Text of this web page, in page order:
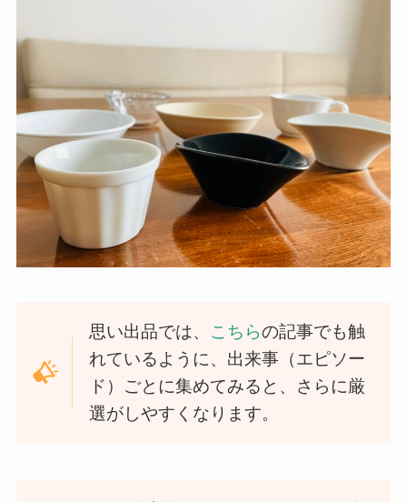
思い出品では、 こちらの記事でも触
れているように、出来事（エピソー
ド）ごとに集めてみると、さらに厳
選がしやすくなります。